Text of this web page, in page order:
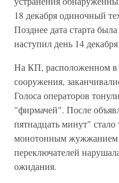
18 декабря одиночный
Позднее дата старта
наступил день 14
На КП, расположенном в
сооружения,
Голоса операторов
"фирмачей". После
пятнадцать минут" стало
монотонным жужжанием
переключателей
ожидания.